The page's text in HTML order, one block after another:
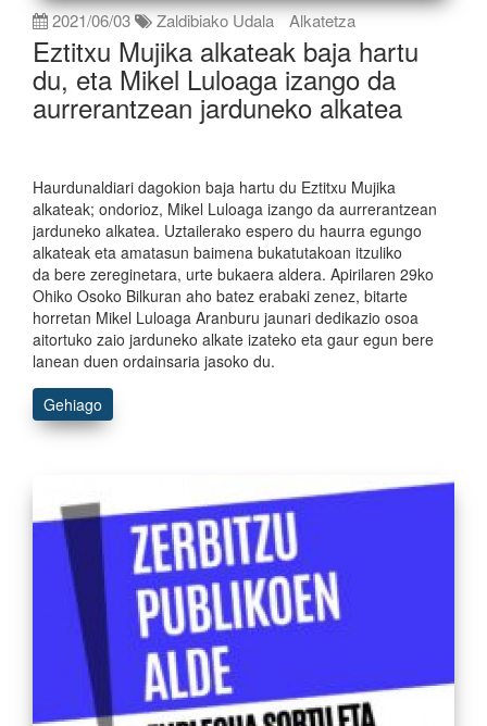
2021/06/03 Zaldibiako Udala Alkatetza
Eztitxu Mujika alkateak baja hartu
du, eta Mikel Luloaga izango da
aurrerantzean jarduneko alkatea
Haurdunaldiari dagokion baja hartu du Eztitxu Mujika
alkateak; ondorioz, Mikel Luloaga izango da aurrerantzean
jarduneko alkatea. Uztailerako espero du haurra egungo
alkateak eta amatasun baimena bukatutakoan itzuliko
da bere zereginetara, urte bukaera aldera. Apirilaren 29ko
Ohiko Osoko Bilkuran aho batez erabaki zenez, bitarte
horretan Mikel Luloaga Aranburu jaunari dedikazio osoa
aitortuko zaio jarduneko alkate izateko eta gaur egun bere
lanean duen ordainsaria jasoko du.
Gehiago